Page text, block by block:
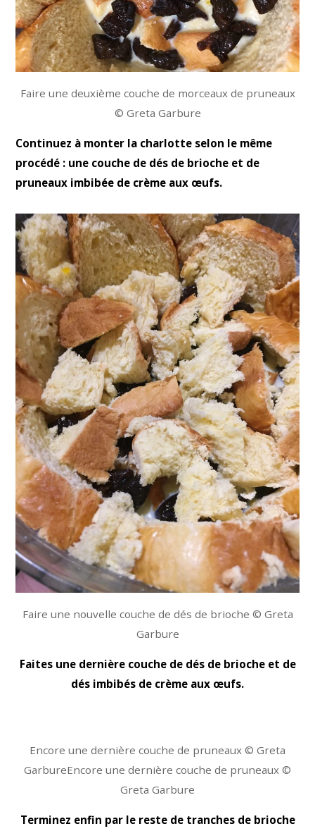
Faire une deuxième couche de morceaux de pruneaux
© Greta Garbure
Continuez à monter la charlotte selon le même
procédé : une couche de dés de brioche et de
pruneaux imbibée de crème aux œufs.
Faire une nouvelle couche de dés de brioche © Greta
Garbure
Faites une dernière couche de dés de brioche et de
dés imbibés de crème aux œufs.
Encore une dernière couche de pruneaux © Greta
GarbureEncore une dernière couche de pruneaux ©
Greta Garbure
Terminez enfin par le reste de tranches de brioche